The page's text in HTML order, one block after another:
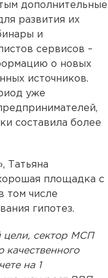
дополнительные
развития их
и
сервисов –
о новых
источников.
уже
составила более
Татьяна
площадка с
том числе
гипотез.
цели, сектор МСП
на 1